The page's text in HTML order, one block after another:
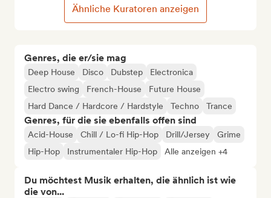
Genres, die er/sie mag
Deep House Disco Dubstep
Electronica
Electro swing
French-House
Future House
Hard Dance / Hardcore / Hardstyle
Techno Trance
Genres, für die sie ebenfalls offen sind
Acid-House Chill / Lo-fi Hip-Hop Drill/Jersey
Grime
Hip-Hop
Instrumentaler Hip-Hop Alle anzeigen +4
Du möchtest Musik erhalten, die ähnlich ist wie
die von...
Ähnliche Kuratoren anzeigen